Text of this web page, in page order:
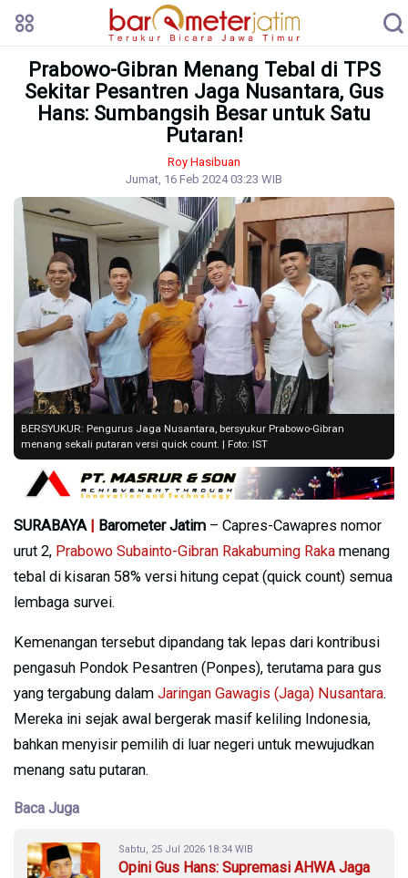
Prabowo-Gibran Menang Tebal di TPS
Sekitar Pesantren Jaga Nusantara, Gus
Hans: Sumbangsih Besar untuk Satu
Putaran!
Roy Hasibuan
Jumat, 16 Feb 2024 03:23 WIB
BERSYUKUR: Pengurus Jaga Nusantara, bersyukur Prabowo-Gibran
menang sekali putaran versi quick count. | Foto: IST
SURABAYA Barometer Jatim – Capres-Cawapres nomor
urut 2, Prabowo Subainto-Gibran Rakabuming Raka menang
tebal di kisaran 58% versi hitung cepat (quick count) semua
lembaga survei.
Kemenangan tersebut dipandang tak lepas dari kontribusi
pengasuh Pondok Pesantren (Ponpes), terutama para gus
yang tergabung dalam Jaringan Gawagis (Jaga) Nusantara.
Mereka ini sejak awal bergerak masif keliling Indonesia,
bahkan menyisir pemilih di luar negeri untuk mewujudkan
menang satu putaran.
Baca Juga
Sabtu, 25 Jul 2026 18:34 WIB
Opini Gus Hans: Supremasi AHWA Jaga